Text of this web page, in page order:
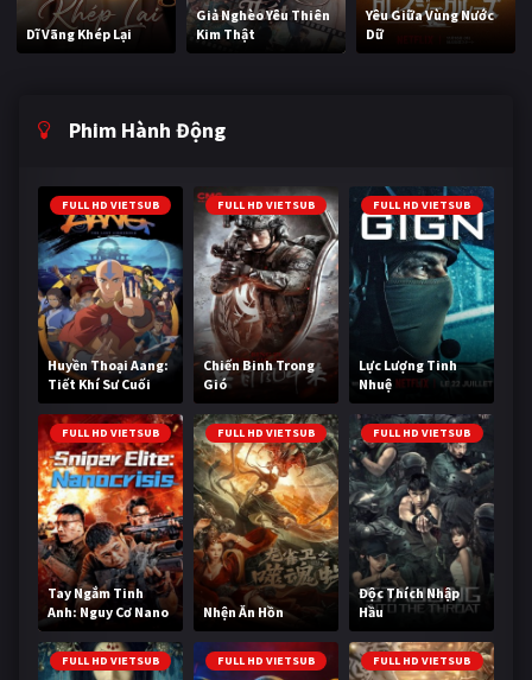
Dĩ Vãng Khép Lại
Giả Nghèo Yêu Thiên
Kim Thật
Yêu Giữa Vùng Nước
Dữ
Phim Hành Động
FULL HD VIETSUB
Huyền Thoại Aang:
Tiết Khí Sư Cuối
Cùng
FULL HD VIETSUB
Chiến Binh Trong
Gió
FULL HD VIETSUB
Lực Lượng Tinh
Nhuệ
FULL HD VIETSUB
Tay Ngắm Tinh
Anh: Nguy Cơ Nano
FULL HD VIETSUB
Nhện Ăn Hồn
FULL HD VIETSUB
Độc Thích Nhập
Hầu
FULL HD VIETSUB FULL HD VIETSUB FULL HD VIETSUB